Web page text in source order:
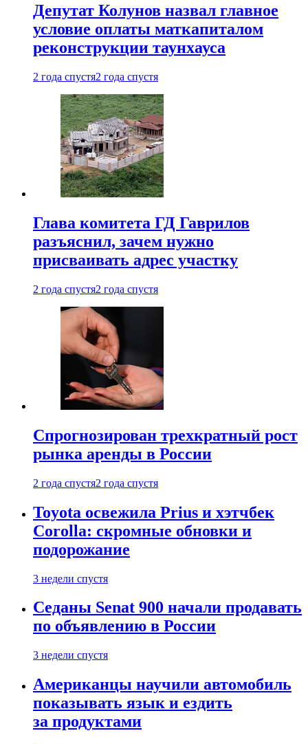
Депутат Колунов назвал главное
условие оплаты маткапиталом
реконструкции таунхауса
2 года спустя2 года спустя
Глава комитета ГД Гаврилов
разъяснил, зачем нужно
присваивать адрес участку
2 года спустя2 года спустя
Спрогнозирован трехкратный рост
рынка аренды в России
2 года спустя2 года спустя
Toyota освежила Prius и хэтчбек
Corolla: скромные обновки и
подорожание
3 недели спустя
Седаны Senat 900 начали продавать
по объявлению в России
3 недели спустя
Американцы научили автомобиль
показывать язык и ездить
за продуктами